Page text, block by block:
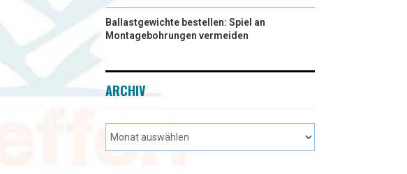
Ballastgewichte bestellen: Spiel an
Montagebohrungen vermeiden
ARCHIV